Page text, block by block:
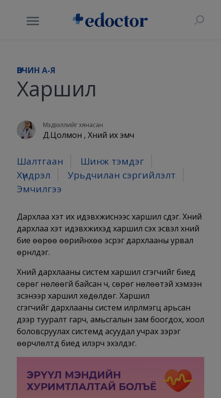
ӨВЧИН A-Я
Харшил
Мэдээллийг хянасан
Д.Цолмон , Хүний их эмч
Шалтгаан
Шинж тэмдэг
Хүндрэл
Урьдчилан сэргийлэлт
Эмчилгээ
Дархлаа хэт их идэвхжиснээс харшил үүсдэг. Хүний
дархлаа хэт идэвхжихэд харшил үүсэх эсвэл хүний
бие өөрөө өөрийнхөө эсрэг дархлааны урвал
өрнүүлдэг.
Хүний дархлааны систем харшил үүсгэгчийг биед
сөрөг нөлөөгүй байсан ч, сөрөг нөлөөтэй хэмээн
үзсэнээр харшил хөдөлдөг. Харшил
үүсгэгчийг дархлааны систем илрүүлмэгц арьсан
дээр тууралт гарч, амьсгалын зам боогдох, хоол
боловсруулах системд асуудал учрах зэрэг
өөрчлөлтүүд биед илэрч эхэлдэг.